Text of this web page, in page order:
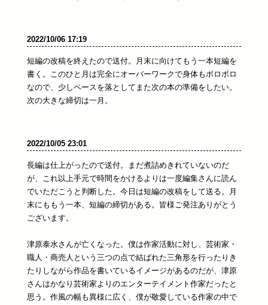
2022/10/06 17:19
短編の改稿を終えたので送付。月末に向けてもう一本短編を
書く。このひと月は完全にオーバーワークで身体もボロボロ
なので、少しペースを落としてまた次の本の準備をしたい。
次の大きな締切は一月。
2022/10/05 23:01
長編は仕上がったので送付。まだ煮詰めきれていないのだ
が、これ以上手元で時間をかけるよりは一度編集さんに読ん
でいただこうと判断した。今日は短編の改稿をして送る。月
末にももう一本、短編の締切がある。皆様ご発注ありがとう
ございます。
津原泰水さんが亡くなった。僕は作家活動に対し、芸術家・
職人・商売人という三つの点で結ばれた三角形を行ったりき
たりしながら作品を書いているイメージがあるのだが、津原
さんはかなり芸術家よりのエンターテイメント作家だったと
思う。作風の幅も異様に広く、僕が敬愛している作家の中で